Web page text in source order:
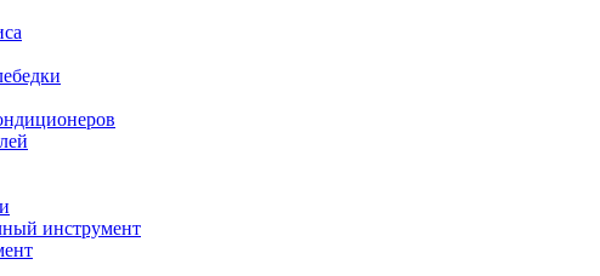
инструмент